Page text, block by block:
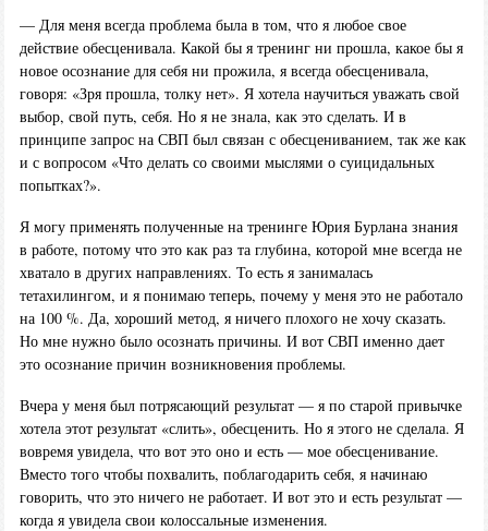
— Для меня всегда проблема была в том, что я любое свое
действие обесценивала. Какой бы я тренинг ни прошла, какое бы я
новое осознание для себя ни прожила, я всегда обесценивала,
говоря: «Зря прошла, толку нет». Я хотела научиться уважать свой
выбор, свой путь, себя. Но я не знала, как это сделать. И в
принципе запрос на СВП был связан с обесцениванием, так же как
и с вопросом «Что делать со своими мыслями о суицидальных
попытках?».
Я могу применять полученные на тренинге Юрия Бурлана знания
в работе, потому что это как раз та глубина, которой мне всегда не
хватало в других направлениях. То есть я занималась
тетахилингом, и я понимаю теперь, почему у меня это не работало
на 100 %. Да, хороший метод, я ничего плохого не хочу сказать.
Но мне нужно было осознать причины. И вот СВП именно дает
это осознание причин возникновения проблемы.
Вчера у меня был потрясающий результат — я по старой привычке
хотела этот результат «слить», обесценить. Но я этого не сделала. Я
вовремя увидела, что вот это оно и есть — мое обесценивание.
Вместо того чтобы похвалить, поблагодарить себя, я начинаю
говорить, что это ничего не работает. И вот это и есть результат —
когда я увидела свои колоссальные изменения.